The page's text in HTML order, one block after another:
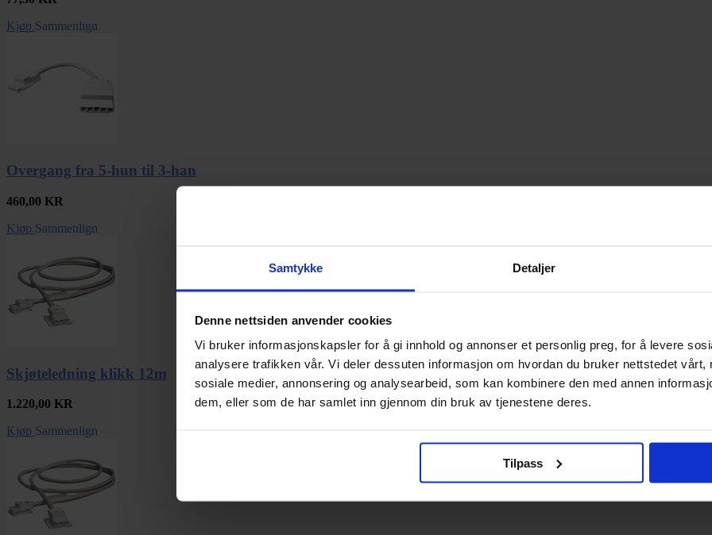
Samtykke Detaljer
Denne nettsiden anvender cookies
Vi bruker informasjonskapsler for å gi innhold og annonser et personlig preg, for å levere
analysere trafikken vår. Vi deler dessuten informasjon om hvordan du bruker nettstedet vårt,
sosiale medier, annonsering og analysearbeid, som kan kombinere den med annen
dem, eller som de har samlet inn gjennom din bruk av tjenestene deres.
Tilpass
Kjøp Sammenlign
Overgang fra 5-hun til 3-han
460,00 KR
Kjøp Sammenlign
Skjøteledning klikk 12m
1.220,00 KR
Kjøp Sammenlign